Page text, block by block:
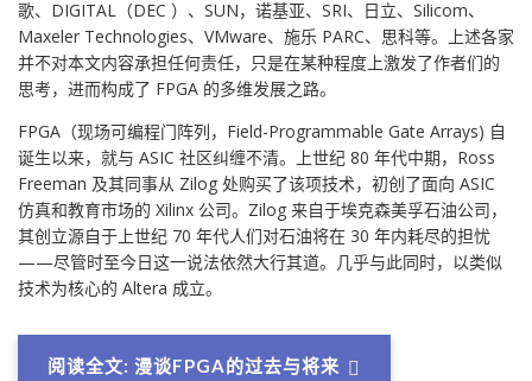
歌、DIGITAL（DEC ）、SUN，诺基亚、SRI、日立、Silicom、
Maxeler Technologies、VMware、施乐 PARC、思科等。上述各家
并不对本文内容承担任何责任，只是在某种程度上激发了作者们的
思考，进而构成了 FPGA 的多维发展之路。
FPGA（现场可编程门阵列，Field-Programmable Gate Arrays) 自
诞生以来，就与 ASIC 社区纠缠不清。上世纪 80 年代中期，Ross
Freeman 及其同事从 Zilog 处购买了该项技术，初创了面向 ASIC
仿真和教育市场的 Xilinx 公司。Zilog 来自于埃克森美孚石油公司，
其创立源自于上世纪 70 年代人们对石油将在 30 年内耗尽的担忧
——尽管时至今日这一说法依然大行其道。几乎与此同时，以类似
技术为核心的 Altera 成立。
阅读全文: 漫谈FPGA的过去与将来